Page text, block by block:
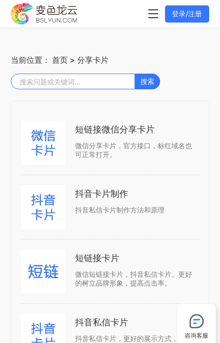
登录/注册
当前位置：首页 > 分享卡片
搜索
短链接微信分享卡片
微信分享卡片，官方接口，标红域名也
可正常打开。
抖音卡片制作
抖音私信卡片制作方法和原理
短链接卡片
微信短链接卡片，抖音私信卡片。更好
的树立品牌形象，提高点击率。
抖音私信卡片
抖音私信卡片，更好的展示方式，树立咨询客服